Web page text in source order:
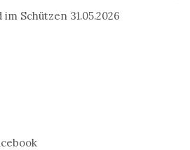
Schützen 31.05.2026